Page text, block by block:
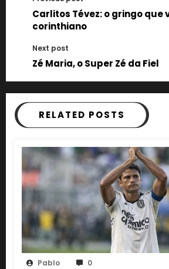
Carlitos Tévez: o gringo que
corinthiano
Next post
Zé Maria, o Super Zé da Fiel
RELATED POSTS
Pablo 0